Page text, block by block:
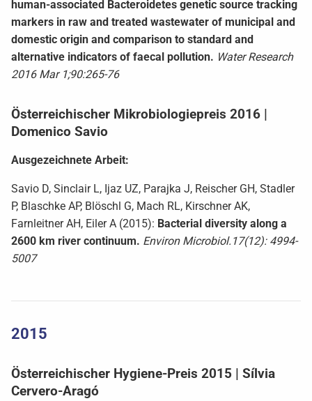
human-associated Bacteroidetes genetic source tracking
markers in raw and treated wastewater of municipal and
domestic origin and comparison to standard and
alternative indicators of faecal pollution. Water Research
2016 Mar 1;90:265-76
Österreichischer Mikrobiologiepreis 2016 |
Domenico Savio
Ausgezeichnete Arbeit:
Savio D, Sinclair L, Ijaz UZ, Parajka J, Reischer GH, Stadler
P, Blaschke AP, Blöschl G, Mach RL, Kirschner AK,
Farnleitner AH, Eiler A (2015): Bacterial diversity along a
2600 km river continuum. Environ Microbiol.17(12): 4994-
5007
2015
Österreichischer Hygiene-Preis 2015 | Sílvia
Cervero-Aragó